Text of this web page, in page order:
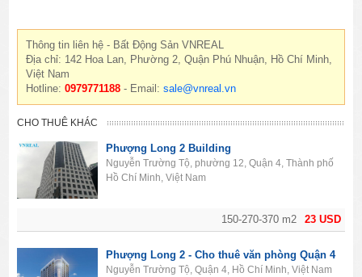
Thông tin liên hệ - Bất Động Sản VNREAL
Địa chỉ: 142 Hoa Lan, Phường 2, Quận Phú Nhuận, Hồ Chí Minh,
Việt Nam
Hotline:0979771188 - Email:sale@vnreal.vn
CHO THUÊ KHÁC
23 USD
150-270-370 m2
Phượng Long 2 Building
Nguyễn Trường Tộ, phường 12, Quận 4, Thành phố
Hồ Chí Minh, Việt Nam
Phượng Long 2 - Cho thuê văn phòng Quận 4
Nguyễn Trường Tộ, Quận 4, Hồ Chí Minh, Việt Nam